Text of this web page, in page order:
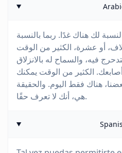
لك هناك غدًا. ربما بالنسبة
أو عشرة، الكثير من الوقت
فيه، والسماح له بالانزلاق
الكثير من الوقت يمكنك
هناك فقط اليوم. والحقيقة
هي، أنك لا تعرف حقًا.